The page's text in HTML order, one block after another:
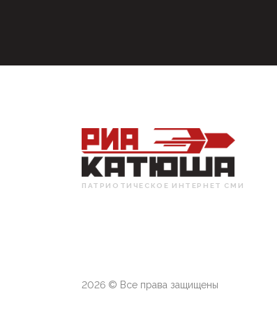
ПАТРИОТИЧЕСКОЕ ИНТЕРНЕТ СМИ
2026 © Все права защищены